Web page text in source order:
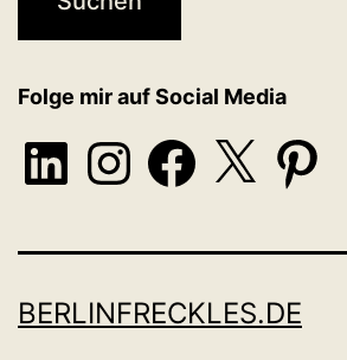
Folge mir auf Social Media
LinkedInInstagramFacebook
X Pinterest
BERLINFRECKLES.DE